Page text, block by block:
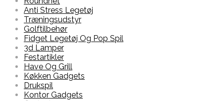
Anti Stress Legetøj
Træningsudstyr
Golftilbehør
Fidget Legetøj Og Pop Spil
3d Lamper
Festartikler
Have Og Grill
Køkken Gadgets
Drukspil
Kontor Gadgets